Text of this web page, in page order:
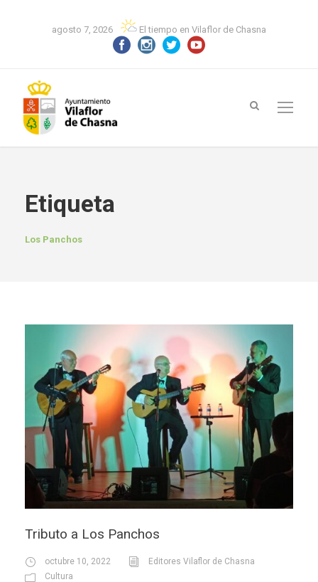
agosto 7, 2026 El tiempo en Vilaflor de Chasna
Etiqueta
Los Panchos
Tributo a Los Panchos
octubre 10, 2022
Editores Vilaflor de Chasna
Cultura